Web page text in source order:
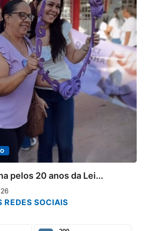
PARACATU E REGIÃO
Projeto CUTUCAR
7 de agosto de 2026
REDES SOCIAIS